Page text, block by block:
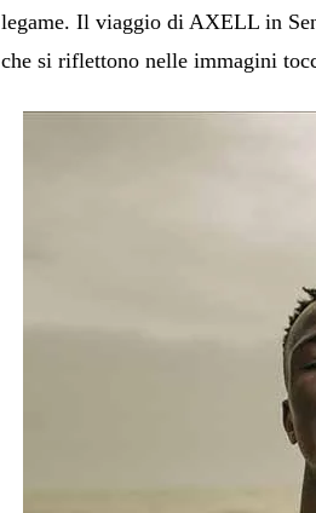
legame. Il viaggio di AXELL in
che si riflettono nelle immagini